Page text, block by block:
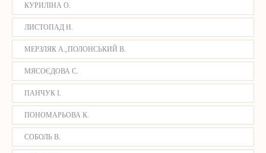
КУРИЛІНА О.
ЛИСТОПАД Н.
МЕРЗЛЯК А., ПОЛОНСЬКИЙ В.
МЯСОЄДОВА С.
ПАНЧУК І.
ПОНОМАРЬОВА К.
СОБОЛЬ В.